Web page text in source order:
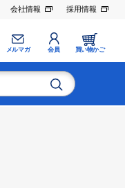
会社情報 採用情報
メルマガ 会員 買い物かご